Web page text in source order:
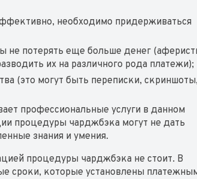
необходимо придерживаться
не потерять еще больше денег
их на различного рода платежи);
(это могут быть переписки, скриншоты,
профессиональные услуги в данном
процедуры чарджбэка могут не дать
знания и умения.
процедуры чарджбэка не стоит. В
сроки, которые установлены